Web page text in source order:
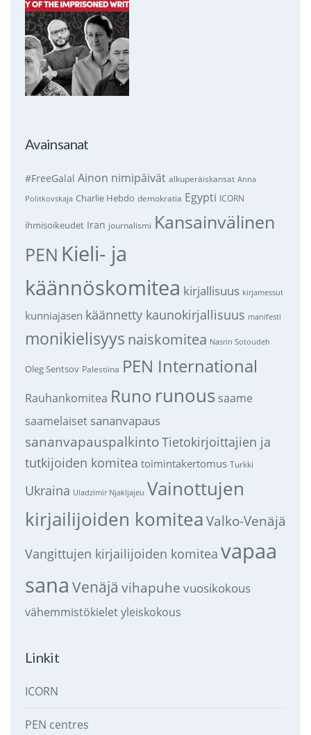
Avainsanat
#FreeGalal Ainon nimipäivät alkuperäiskansat Anna
Politkovskaja Charlie Hebdo demokratia Egypti ICORN
ihmisoikeudet Iran journalismi Kansainvälinen
PEN Kieli- ja
käännöskomitea kirjallisuus kirjamessut
kunniajäsen käännetty kaunokirjallisuus manifesti
monikielisyys naiskomitea Nasrin Sotoudeh
Oleg Sentsov Palestiina PEN International
Rauhankomitea Runo runous saame
saamelaiset sananvapaus
sananvapauspalkintoTietokirjoittajien ja
tutkijoiden komitea toimintakertomus Turkki
Ukraina Uladzimir Njakljajeu Vainottujen
kirjailijoiden komitea Valko-Venäjä
Vangittujen kirjailijoiden komitea vapaa
sana Venäjä vihapuhe vuosikokous
vähemmistökieletyleiskokous
Linkit
ICORN
PEN centres